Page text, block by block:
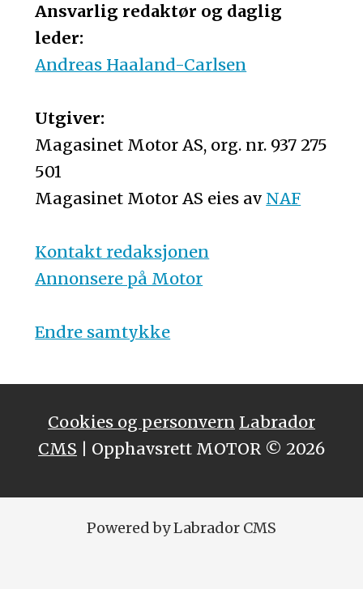
Ansvarlig redaktør og daglig
leder:
Andreas Haaland-Carlsen
Utgiver:
Magasinet Motor AS, org. nr. 937 275
501
Magasinet Motor AS eies av NAF
Kontakt redaksjonen
Annonsere på Motor
Endre samtykke
Cookies og personvern Labrador
CMS | Opphavsrett MOTOR © 2026
Powered by Labrador CMS